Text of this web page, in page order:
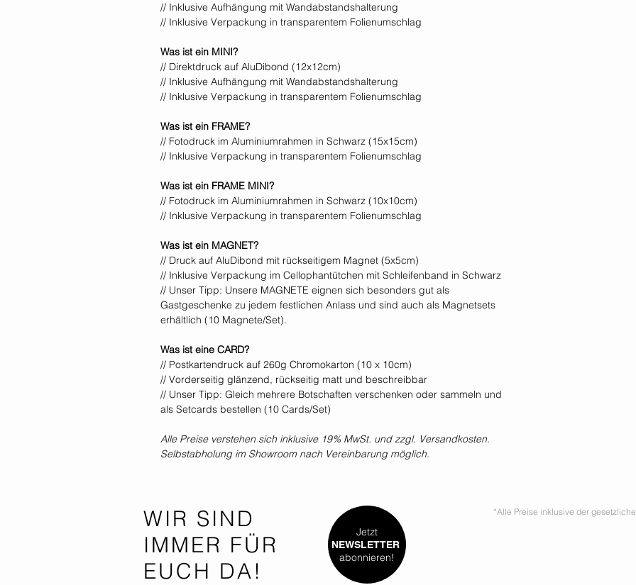
// Inklusive Aufhängung mit Wandabstandshalterung
// Inklusive Verpackung in transparentem Folienumschlag
Was ist ein MINI?
// Direktdruck auf AluDibond (12x12cm)
// Inklusive Aufhängung mit Wandabstandshalterung
// Inklusive Verpackung in transparentem Folienumschlag
Was ist ein FRAME?
// Fotodruck im Aluminiumrahmen in Schwarz (15x15cm)
// Inklusive Verpackung in transparentem Folienumschlag
Was ist ein FRAME MINI?
// Fotodruck im Aluminiumrahmen in Schwarz (10x10cm)
// Inklusive Verpackung in transparentem Folienumschlag
Was ist ein MAGNET?
// Druck auf AluDibond mit rückseitigem Magnet (5x5cm)
// Inklusive Verpackung im Cellophantütchen mit Schleifenband in Schwarz
// Unser Tipp: Unsere MAGNETE eignen sich besonders gut als
Gastgeschenke zu jedem festlichen Anlass und sind auch als Magnetsets
erhältlich (10 Magnete/Set).
Was ist eine CARD?
// Postkartendruck auf 260g Chromokarton (10 x 10cm)
// Vorderseitig glänzend, rückseitig matt und beschreibbar
// Unser Tipp: Gleich mehrere Botschaften verschenken oder sammeln und
als Setcards bestellen (10 Cards/Set)
Alle Preise verstehen sich inklusive 19% MwSt. und zzgl. Versandkosten.
Selbstabholung im Showroom nach Vereinbarung möglich.
WIR SIND
IMMER FÜR
EUCH DA!
Jetzt
NEWSLETTER
abonnieren!
*Alle Preise inklusive der